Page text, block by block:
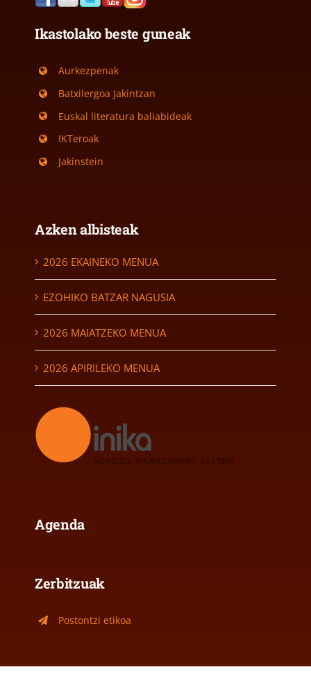
Ikastolako beste guneak
Aurkezpenak
Batxilergoa Jakintzan
Euskal literatura baliabideak
IKTeroak
Jakinstein
Azken albisteak
2026 EKAINEKO MENUA
EZOHIKO BATZAR NAGUSIA
2026 MAIATZEKO MENUA
2026 APIRILEKO MENUA
Agenda
Zerbitzuak
Postontzi etikoa